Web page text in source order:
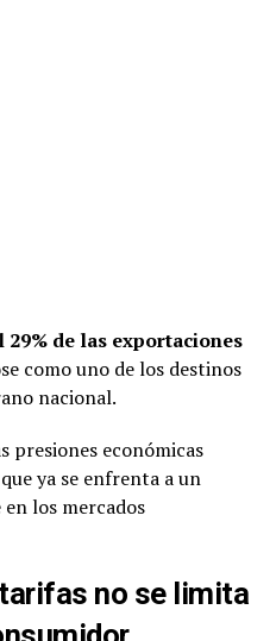
29% de las exportaciones
como uno de los destinos
nacional.
presiones económicas
ya se enfrenta a un
los mercados
no se limita